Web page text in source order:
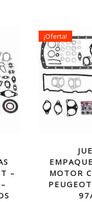
–
¡Oferta!
MOTOR